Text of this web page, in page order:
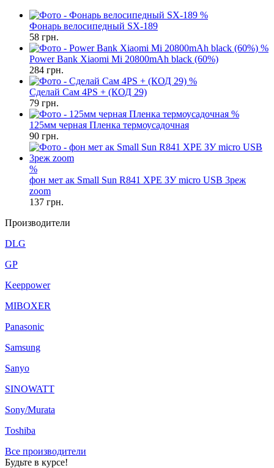
%
Фонарь велосипедный SX-189
58 грн.
%
Power Bank Xiaomi Mi 20800mAh black (60%)
284 грн.
%
Сделай Сам 4PS + (КОД 29)
79 грн.
%
125мм черная Пленка термоусадочная
90 грн.
%
фон мет ак Small Sun R841 XPE ЗУ micro USB 3реж
zoom
137 грн.
Производители
DLG
GP
Keeppower
MIBOXER
Panasonic
Samsung
Sanyo
SINOWATT
Sony/Murata
Toshiba
Все производители
Будьте в курсе!